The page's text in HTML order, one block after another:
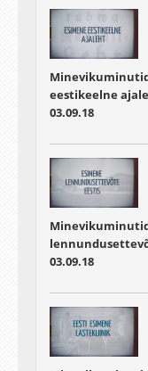
eestikeelne
03.09.18
03.09.18